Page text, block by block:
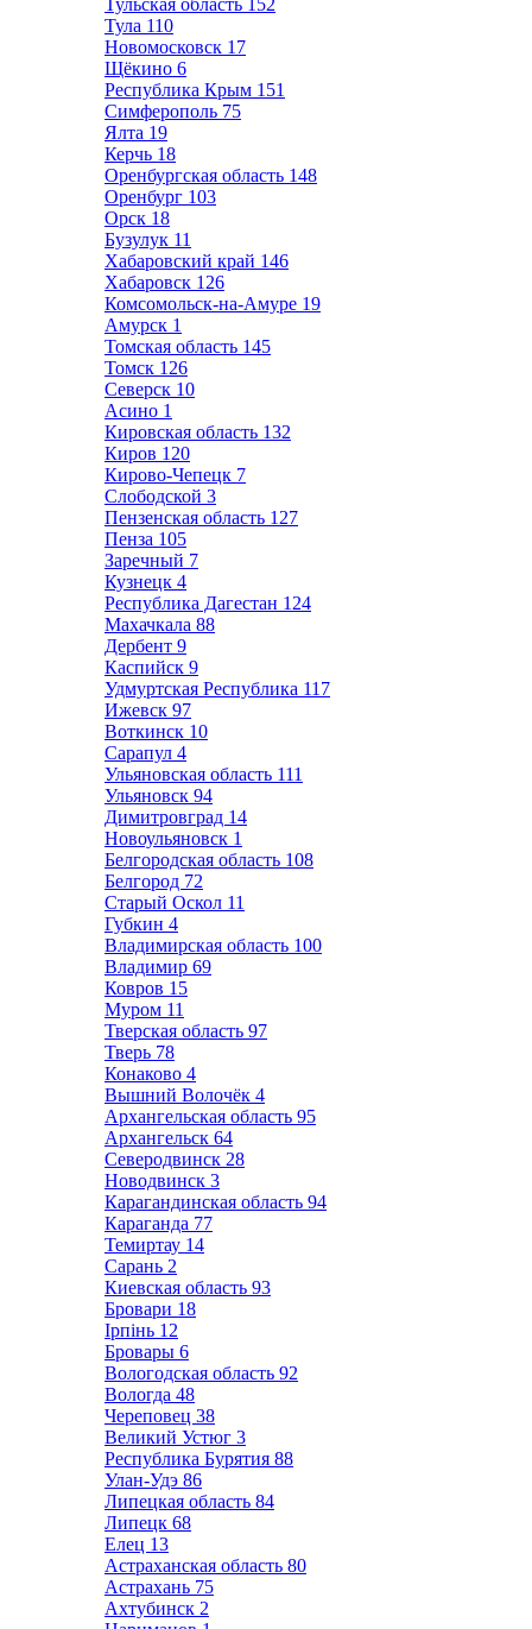
Тульская область 152
Тула 110
Новомосковск 17
Щёкино 6
Республика Крым 151
Симферополь 75
Ялта 19
Керчь 18
Оренбургская область 148
Оренбург 103
Орск 18
Бузулук 11
Хабаровский край 146
Хабаровск 126
Комсомольск-на-Амуре 19
Амурск 1
Томская область 145
Томск 126
Северск 10
Асино 1
Кировская область 132
Киров 120
Кирово-Чепецк 7
Слободской 3
Пензенская область 127
Пенза 105
Заречный 7
Кузнецк 4
Республика Дагестан 124
Махачкала 88
Дербент 9
Каспийск 9
Удмуртская Республика 117
Ижевск 97
Воткинск 10
Сарапул 4
Ульяновская область 111
Ульяновск 94
Димитровград 14
Новоульяновск 1
Белгородская область 108
Белгород 72
Старый Оскол 11
Губкин 4
Владимирская область 100
Владимир 69
Ковров 15
Муром 11
Тверская область 97
Тверь 78
Конаково 4
Вышний Волочёк 4
Архангельская область 95
Архангельск 64
Северодвинск 28
Новодвинск 3
Карагандинская область 94
Караганда 77
Темиртау 14
Сарань 2
Киевская область 93
Бровари 18
Ірпінь 12
Бровары 6
Вологодская область 92
Вологда 48
Череповец 38
Великий Устюг 3
Республика Бурятия 88
Улан-Удэ 86
Липецкая область 84
Липецк 68
Елец 13
Астраханская область 80
Астрахань 75
Ахтубинск 2